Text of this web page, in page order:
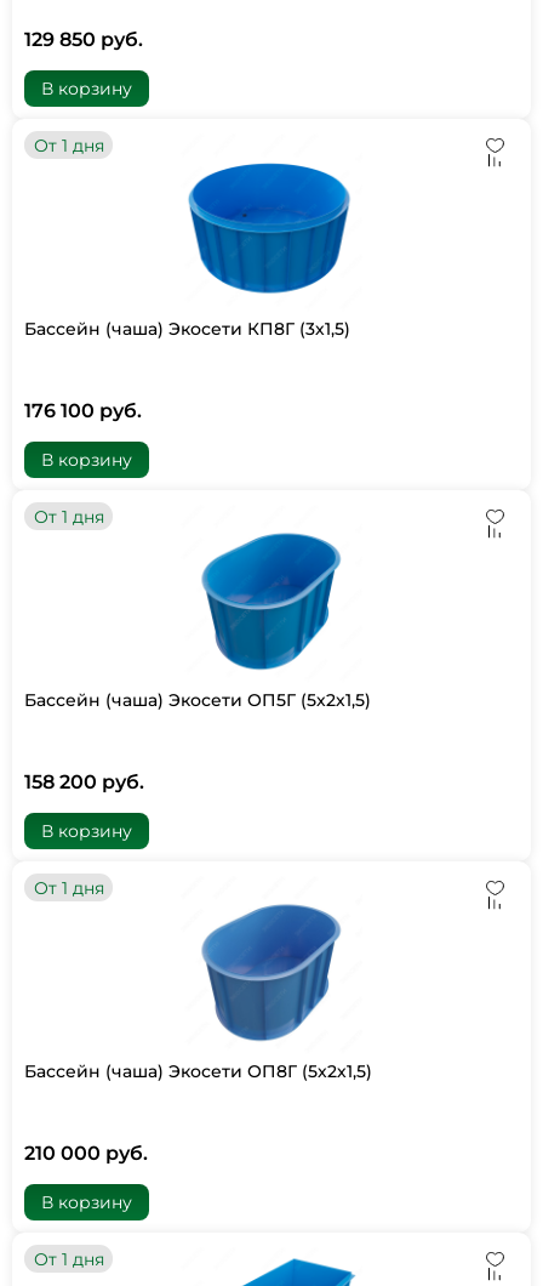
129 850 руб.
В корзину
От 1 дня
Бассейн (чаша) Экосети КП8Г (3х1,5)
176 100 руб.
В корзину
От 1 дня
Бассейн (чаша) Экосети ОП5Г (5х2х1,5)
158 200 руб.
В корзину
От 1 дня
Бассейн (чаша) Экосети ОП8Г (5х2х1,5)
210 000 руб.
В корзину
От 1 дня